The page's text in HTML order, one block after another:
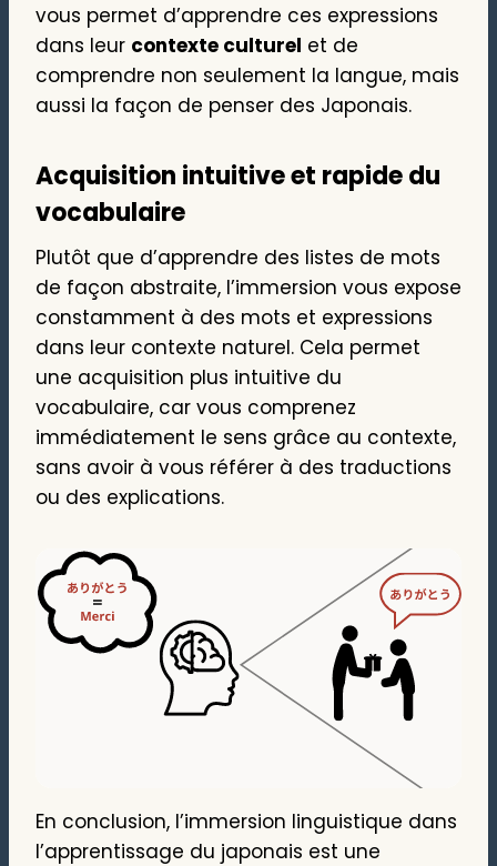
vous permet d’apprendre ces expressions
dans leur contexte culturel et de
comprendre non seulement la langue, mais
aussi la façon de penser des Japonais.
Acquisition intuitive et rapide du
vocabulaire
Plutôt que d’apprendre des listes de mots
de façon abstraite, l’immersion vous expose
constamment à des mots et expressions
dans leur contexte naturel. Cela permet
une acquisition plus intuitive du
vocabulaire, car vous comprenez
immédiatement le sens grâce au contexte,
sans avoir à vous référer à des traductions
ou des explications.
En conclusion, l’immersion linguistique dans
l’apprentissage du japonais est une